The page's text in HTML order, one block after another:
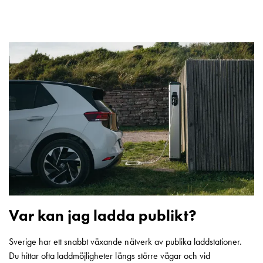
som
jobbar
på
GARO
Studentsida
Produkter
gymnasieskolor
Stories
Integritetspolicy
Ladda
ner
Svenska
English
Var kan jag ladda publikt?
Sverige har ett snabbt växande nätverk av publika laddstationer.
Du hittar ofta laddmöjligheter längs större vägar och vid